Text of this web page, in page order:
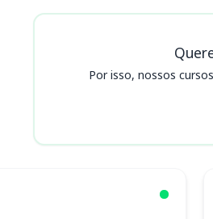
Por isso, nossos